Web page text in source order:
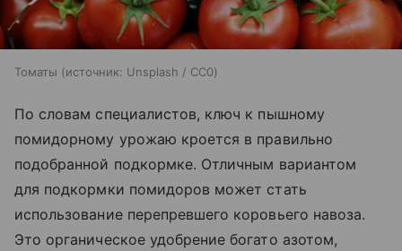
Томаты источник: Unsplash / CC0
По словам специалистов, ключ к пышному
помидорному урожаю кроется в правильно
подобранной подкормке. Отличным вариантом
для подкормки помидоров может стать
использование перепревшего коровьего навоза.
Это органическое удобрение богато азотом,